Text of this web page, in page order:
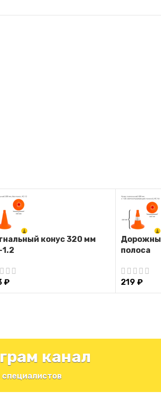
конус 320 мм
₽
полоса
219₽
канал